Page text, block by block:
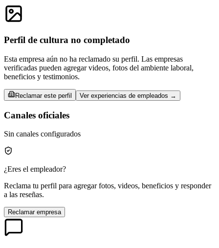
Perfil de cultura no completado
Esta empresa aún no ha reclamado su perfil. Las empresas
verificadas pueden agregar videos, fotos del ambiente laboral,
beneficios y testimonios.
Reclamar este perfil Ver experiencias de empleados →
Canales oficiales
Sin canales configurados
¿Eres el empleador?
Reclama tu perfil para agregar fotos, videos, beneficios y responder
a las reseñas.
Reclamar empresa